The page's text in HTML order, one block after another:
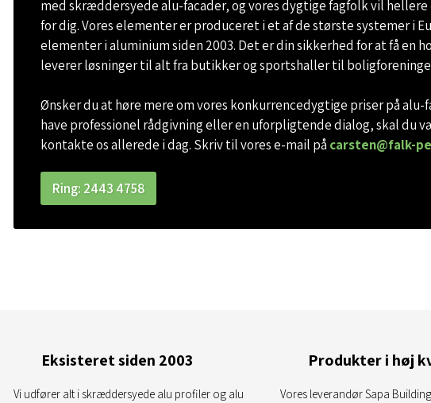
med skræddersyede alu-facader, og vores dygtige fagfolk vil
for dig. Vores elementer er produceret i et af de største systemer i
elementer i aluminium siden 2003. Det er din sikkerhed for at få en
leverer løsninger til alt fra butikker og sportshaller til
Ønsker du at høre mere om vores konkurrencedygtige priser på
have professionel rådgivning eller en uforpligtende dialog, skal du
kontakte os allerede i dag. Skriv til vores e-mail på carsten@falk-
Ring: 2443 4758
Eksisteret siden 2003
Vi udfører alt i skræddersyede alu profiler og alu
Produkter i høj
Vores leverandør Sapa